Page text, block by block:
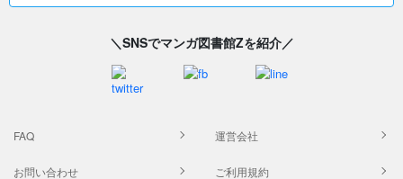
＼SNSでマンガ図書館Zを紹介／
FAQ 運営会社
お問い合わせ ご利用規約